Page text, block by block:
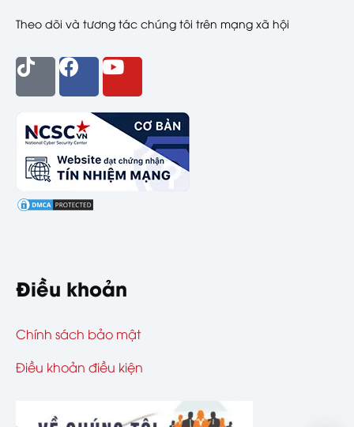
Theo dõi và tương tác chúng tôi trên mạng xã hội
Điều khoản
Chính sách bảo mật
Điều khoản điều kiện